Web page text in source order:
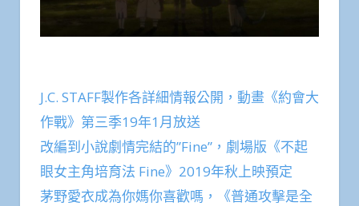
J.C. STAFF製作各詳細情報公開，動畫《約會大
作戰》第三季19年1月放送
改編到小說劇情完結的”Fine”，劇場版《不起
眼女主角培育法 Fine》2019年秋上映預定
茅野愛衣成為你媽你喜歡嗎，《普通攻擊是全